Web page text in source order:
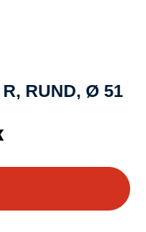
RUND, Ø 51